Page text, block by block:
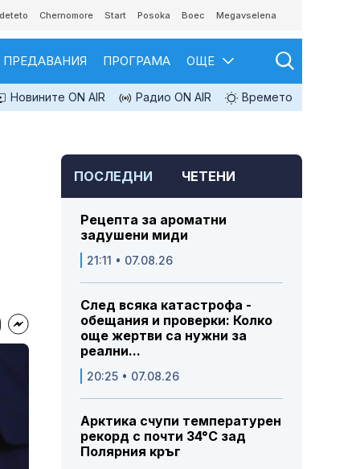
Chernomore Start Posoka Boec Megavselena
ПРЕДАВАНИЯ ПРОГРАМА ОЩЕ
Новините ON AIR Радио ON AIR Времето
ПОСЛЕДНИ ЧЕТЕНИ
Рецепта за ароматни
задушени миди
21:11 • 07.08.26
След всяка катастрофа -
обещания и проверки: Колко
още жертви са нужни за
реални...
20:25 • 07.08.26
Арктика счупи температурен
рекорд с почти 34°C зад
Полярния кръг